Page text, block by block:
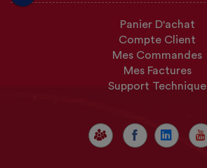
Panier D'achat
Compte Client
Mes Commandes
Mes Factures
Support Technique